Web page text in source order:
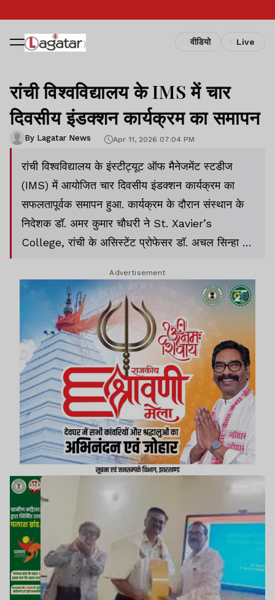
वीडियो Live
रांची विश्वविद्यालय के IMS में चार
दिवसीय इंडक्शन कार्यक्रम का समापन
By Lagatar News Apr 11, 2026 07:04 PM
रांची विश्वविद्यालय के इंस्टीट्यूट ऑफ मैनेजमेंट स्टडीज
(IMS) में आयोजित चार दिवसीय इंडक्शन कार्यक्रम का
सफलतापूर्वक समापन हुआ. कार्यक्रम के दौरान संस्थान के
निदेशक डॉ. अमर कुमार चौधरी ने St. Xavier’s
College, रांची के असिस्टेंट प्रोफेसर डॉ. अचल सिन्हा को
Advertisement